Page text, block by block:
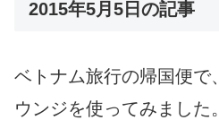
2015年5月5日の記事
ベトナム旅行の帰国便で
ウンジを使ってみました